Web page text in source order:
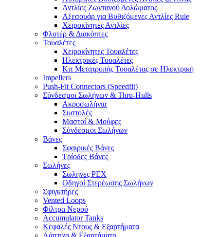
Αντλίες Ζωντανού Δολώματος
Αξεσουάρ για Βυθιζόμενες Αντλίες Rule
Χειροκίνητες Αντλίες
Φλοτέρ & Διακόπτες
Τουαλέτες
Χειροκίνητες Τουαλέτες
Ηλεκτρικές Τουαλέτες
Κιτ Μετατροπής Τουαλέτας σε Ηλεκτρική
Impellers
Push-Fit Connectors (Speedfit)
Σύνδεσμοι Σωλήνων & Thru-Hulls
Ακροσωλήνια
Συστολές
Μαστοί & Μούφες
Σύνδεσμοι Σωλήνων
Βάνες
Σφαιρικές Βάνες
Τρίοδες Βάνες
Σωλήνες
Σωλήνες PEX
Οδηγοί Στερέωσης Σωλήνων
Σφιγκτήρες
Vented Loops
Φίλτρα Νερού
Accumulator Tanks
Κεφαλές Ντους & Εξαρτήματα